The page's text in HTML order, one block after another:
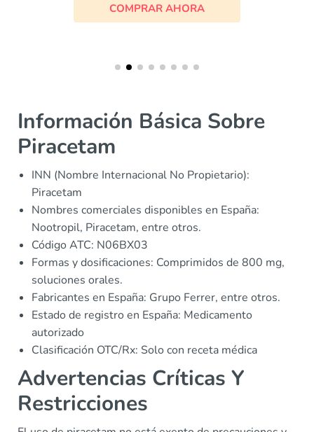
COMPRAR AHORA
Información Básica Sobre
Piracetam
INN (Nombre Internacional No Propietario):
Piracetam
Nombres comerciales disponibles en España:
Nootropil, Piracetam, entre otros.
Código ATC: N06BX03
Formas y dosificaciones: Comprimidos de 800 mg,
soluciones orales.
Fabricantes en España: Grupo Ferrer, entre otros.
Estado de registro en España: Medicamento
autorizado
Clasificación OTC/Rx: Solo con receta médica
Advertencias Críticas Y
Restricciones